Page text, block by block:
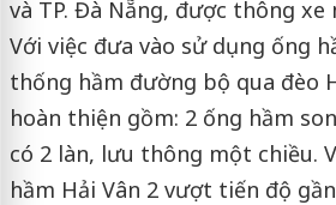
và TP. Đà Nẵng, được thông xe
Với việc đưa vào sử dụng ống
thống hầm đường bộ qua đèo
hoàn thiện gồm: 2 ống hầm
có 2 làn, lưu thông một chiều.
hầm Hải Vân 2 vượt tiến độ